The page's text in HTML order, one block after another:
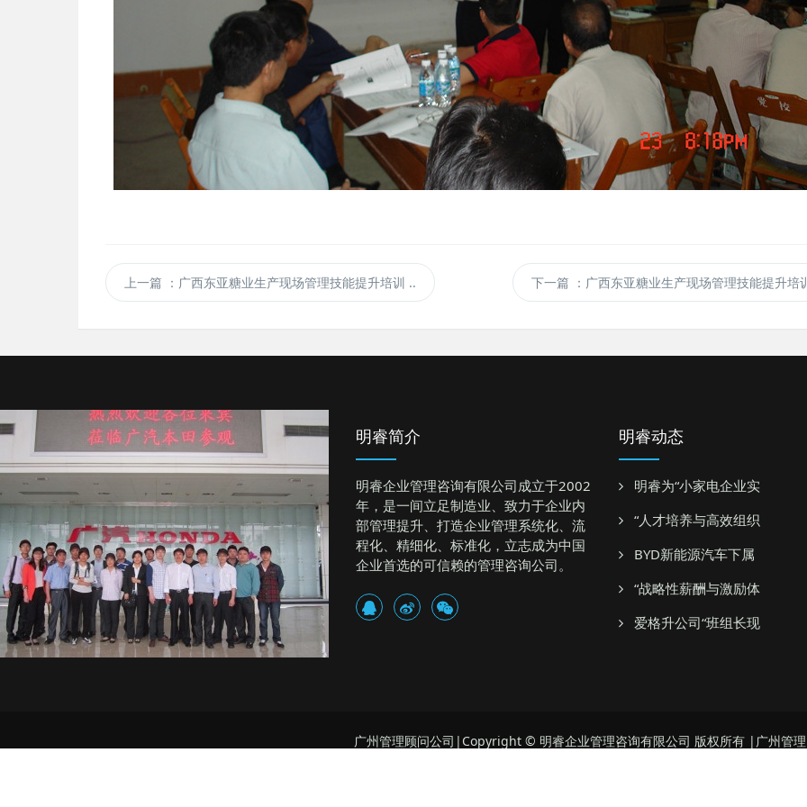
上一篇 ：广西东亚糖业生产现场管理技能提升培训 .. 下一篇 ：广西东亚糖业生产现场管理技能提升培
明睿简介
明睿企业管理咨询有限公司成立于2002
年，是一间立足制造业、致力于企业内
部管理提升、打造企业管理系统化、流
程化、精细化、标准化，立志成为中国
企业首选的可信赖的管理咨询公司。
明睿动态
明睿为“小家电企业实
“人才培养与高效组织
BYD新能源汽车下属
“战略性薪酬与激励体
爱格升公司“班组长现
广州管理顾问公司|Copyright © 明睿企业管理咨询有限公司 版权所有 |广州管